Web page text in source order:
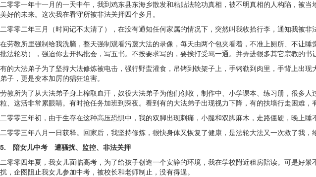
二零零一年十一月的一天中午，我到鸡东县东海乡散发和粘贴法轮功真相，被不明真相的人构陷，被
美好的未来。这次我在看守所被非法关押四个多月。
二零零二年三月（时间记不太清了），在没有通知任何家属的情况下，突然叫我收拾行李，通知我被非
在劳教所里强制给我洗脑，整天强制观看污蔑大法的录像，每天由两个包夹看着，不准上厕所、不让
批法轮功），强迫你去开揭批会，写五书。不按要求写的，要挨打受骂一通。并弄进很多其它宗教的书
有的大法弟子为了坚持大法修炼被电击，强行野蛮灌食，吊铐到铁架子上，手铐勒到肉里，手背上出现
弟子，更是变本加厉的猖狂迫害。
劳教所为了从大法弟子身上榨取血汗，奴役大法弟子为他们创收，制作中、小学课本、练习册，很多
粒、这活非常累眼睛。有时抢任务加班到深夜。看到有的大法弟子出现视力下降，有的扶墙行走困难，
二零零三年初，由于生存在这种高压恐惧中，我的双脚出现刺痛，小腿和双脚麻木，走路僵硬，晚上睡
二零零三年八月一日获释。回家后，我坚持修炼，很快身体又恢复了健康，是法轮大法又一次救了我，
5. 陪女儿中考 遭骚扰、监控、非法关押
二零零四年夏，我女儿面临高考，为了给孩子创造一个安静的环境，我在学校附近租房陪读。可是好
扰，企图阻止我女儿参加中考，被校长和老师制止，没有得逞。